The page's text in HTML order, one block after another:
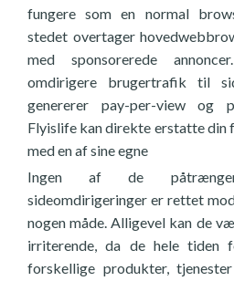
fungere som en normal
stedet overtager
med sponsorerede
omdirigere brugertrafik til
genererer pay-per-view og
Flyislife kan direkte erstatte din
med en af sine egne
Ingen af de
sideomdirigeringer er rettet
nogen måde. Alligevel kan de
irriterende, da de hele tiden
forskellige produkter,